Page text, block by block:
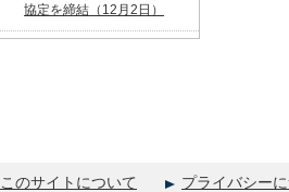
協定を締結（12月2日）
このサイトについて プライバシー